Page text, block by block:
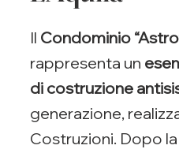
Il Condominio
rappresenta un
di costruzione
generazione,
Costruzioni. Dopo